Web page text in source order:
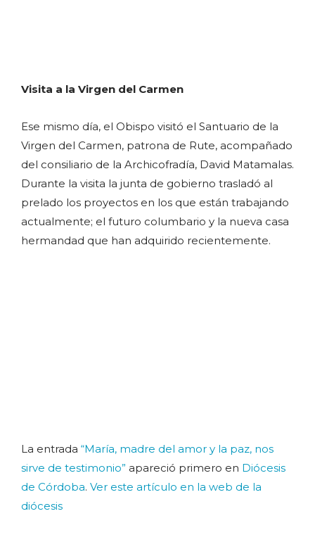
Visita a la Virgen del Carmen
Ese mismo día, el Obispo visitó el Santuario de la
Virgen del Carmen, patrona de Rute, acompañado
del consiliario de la Archicofradía, David Matamalas.
Durante la visita la junta de gobierno trasladó al
prelado los proyectos en los que están trabajando
actualmente; el futuro columbario y la nueva casa
hermandad que han adquirido recientemente.
La entrada “María, madre del amor y la paz, nos
sirve de testimonio” apareció primero en Diócesis
de Córdoba. Ver este artículo en la web de la
diócesis